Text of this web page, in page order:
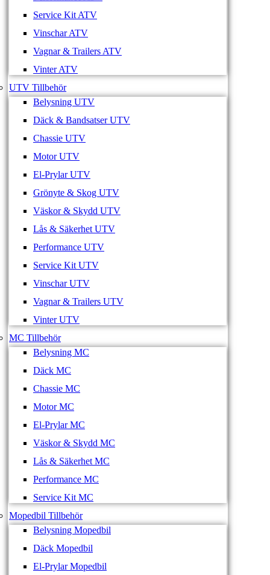
Service Kit ATV
Vinschar ATV
Vagnar & Trailers ATV
Vinter ATV
UTV Tillbehör
Belysning UTV
Däck & Bandsatser UTV
Chassie UTV
Motor UTV
El-Prylar UTV
Grönyte & Skog UTV
Väskor & Skydd UTV
Lås & Säkerhet UTV
Performance UTV
Service Kit UTV
Vinschar UTV
Vagnar & Trailers UTV
Vinter UTV
MC Tillbehör
Belysning MC
Däck MC
Chassie MC
Motor MC
El-Prylar MC
Väskor & Skydd MC
Lås & Säkerhet MC
Performance MC
Service Kit MC
Mopedbil Tillbehör
Belysning Mopedbil
Däck Mopedbil
El-Prylar Mopedbil